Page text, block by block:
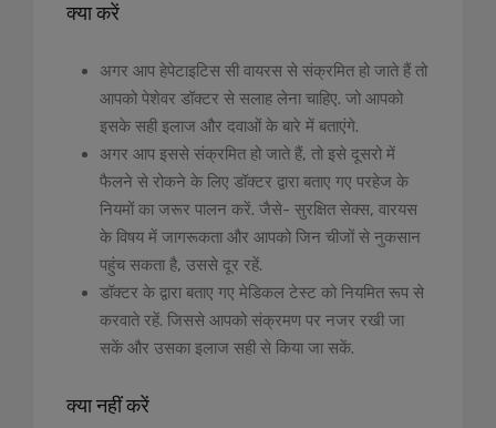
क्या करें
अगर आप हेपेटाइटिस सी वायरस से संक्रमित हो जाते हैं तो
आपको पेशेवर डॉक्टर से सलाह लेना चाहिए. जो आपको
इसके सही इलाज और दवाओं के बारे में बताएंगे.
अगर आप इससे संक्रमित हो जाते हैं, तो इसे दूसरो में
फैलने से रोकने के लिए डॉक्टर द्वारा बताए गए परहेज के
नियमों का जरूर पालन करें. जैसे- सुरक्षित सेक्स, वारयस
के विषय में जागरूकता और आपको जिन चीजों से नुकसान
पहुंच सकता है, उससे दूर रहें.
डॉक्टर के द्वारा बताए गए मेडिकल टेस्ट को नियमित रूप से
करवाते रहें. जिससे आपको संक्रमण पर नजर रखी जा
सकें और उसका इलाज सही से किया जा सकें.
क्या नहीं करें